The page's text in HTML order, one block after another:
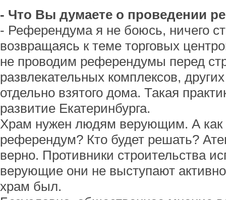
- Что Вы думаете о проведении
- Референдума я не боюсь, ничего
возвращаясь к теме торговых
не проводим референдумы перед
развлекательных комплексов,
отдельно взятого дома. Такая
развитие Екатеринбурга.
Храм нужен людям верующим. А как
референдум? Кто будет решать?
верно. Противники строительства
верующие они не выступают
храм был.